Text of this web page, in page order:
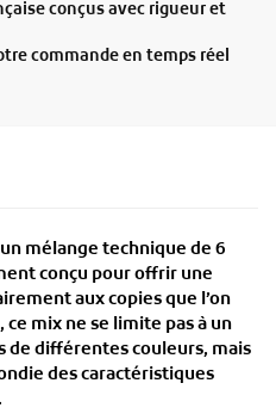
conçus avec rigueur et
commande en temps réel
mélange technique de 6
conçu pour offrir une
aux copies que l’on
mix ne se limite pas à un
de différentes couleurs, mais
des caractéristiques
.